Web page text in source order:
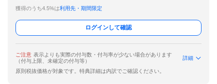
獲得のうち4.5%は利用先・期間限定
ログインして確認
ご注意 表示よりも実際の付与数・付与率が少ない場合があります
（付与上限、未確定の付与等）
詳細
原則税抜価格が対象です。特典詳細は内訳でご確認ください。